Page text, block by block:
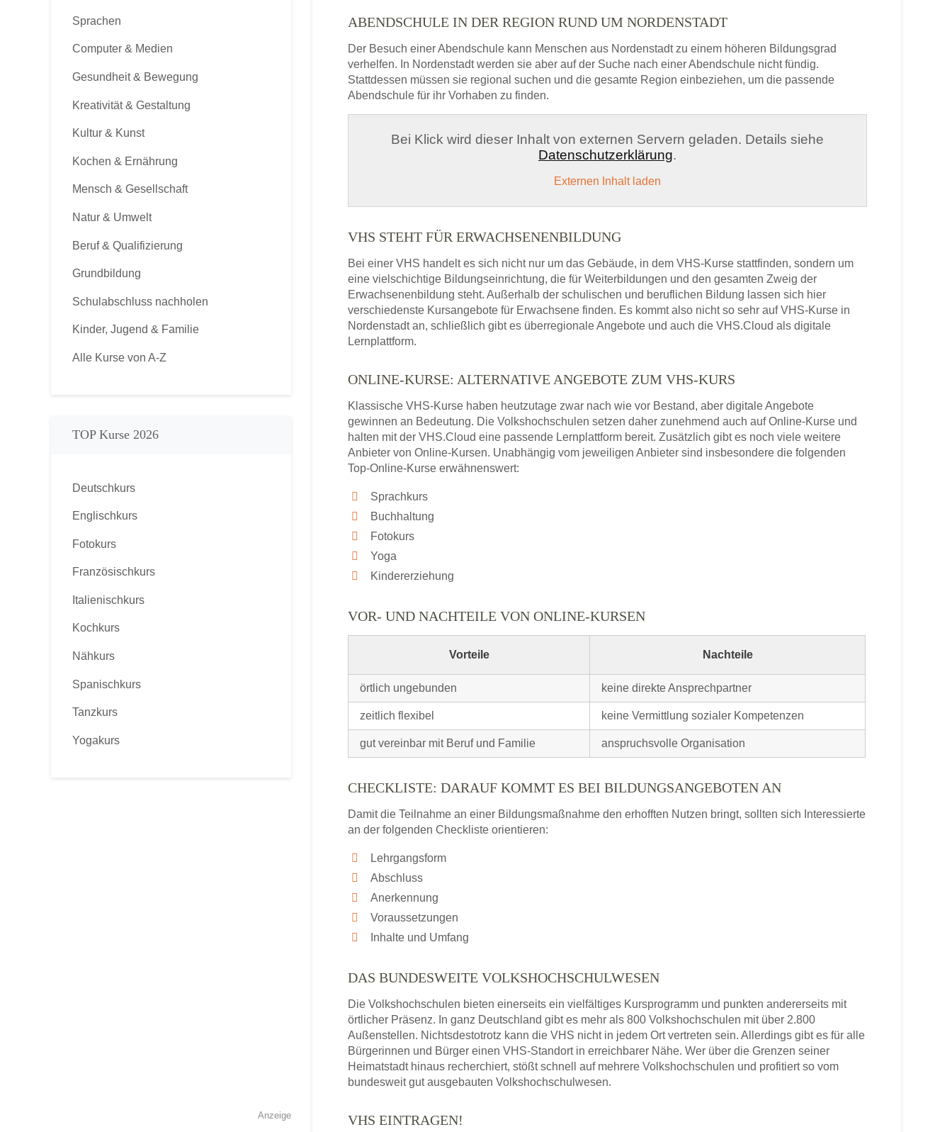
ABENDSCHULE IN DER REGION RUND UM NORDENSTADT
Der Besuch einer Abendschule kann Menschen aus Nordenstadt zu einem höheren Bildungsgrad
verhelfen. In Nordenstadt werden sie aber auf der Suche nach einer Abendschule nicht fündig.
Stattdessen müssen sie regional suchen und die gesamte Region einbeziehen, um die passende
Abendschule für ihr Vorhaben zu finden.
Bei Klick wird dieser Inhalt von externen Servern geladen. Details siehe
Datenschutzerklärung.
Externen Inhalt laden
VHS STEHT FÜR ERWACHSENENBILDUNG
Bei einer VHS handelt es sich nicht nur um das Gebäude, in dem VHS-Kurse stattfinden, sondern um
eine vielschichtige Bildungseinrichtung, die für Weiterbildungen und den gesamten Zweig der
Erwachsenenbildung steht. Außerhalb der schulischen und beruflichen Bildung lassen sich hier
verschiedenste Kursangebote für Erwachsene finden. Es kommt also nicht so sehr auf VHS-Kurse in
Nordenstadt an, schließlich gibt es überregionale Angebote und auch die VHS.Cloud als digitale
Lernplattform.
ONLINE-KURSE: ALTERNATIVE ANGEBOTE ZUM VHS-KURS
Klassische VHS-Kurse haben heutzutage zwar nach wie vor Bestand, aber digitale Angebote
gewinnen an Bedeutung. Die Volkshochschulen setzen daher zunehmend auch auf Online-Kurse und
halten mit der VHS.Cloud eine passende Lernplattform bereit. Zusätzlich gibt es noch viele weitere
Anbieter von Online-Kursen. Unabhängig vom jeweiligen Anbieter sind insbesondere die folgenden
Top-Online-Kurse erwähnenswert:
Sprachkurs
Buchhaltung
Fotokurs
Yoga
Kindererziehung
VOR- UND NACHTEILE VON ONLINE-KURSEN
Vorteile Nachteile
örtlich ungebunden keine direkte Ansprechpartner
zeitlich flexibel keine Vermittlung sozialer Kompetenzen
gut vereinbar mit Beruf und Familie anspruchsvolle Organisation
CHECKLISTE: DARAUF KOMMT ES BEI BILDUNGSANGEBOTEN AN
Damit die Teilnahme an einer Bildungsmaßnahme den erhofften Nutzen bringt, sollten sich Interessierte
an der folgenden Checkliste orientieren:
Lehrgangsform
Abschluss
Anerkennung
Voraussetzungen
Inhalte und Umfang
DAS BUNDESWEITE VOLKSHOCHSCHULWESEN
Die Volkshochschulen bieten einerseits ein vielfältiges Kursprogramm und punkten andererseits mit
örtlicher Präsenz. In ganz Deutschland gibt es mehr als 800 Volkshochschulen mit über 2.800
Außenstellen. Nichtsdestotrotz kann die VHS nicht in jedem Ort vertreten sein. Allerdings gibt es für alle
Bürgerinnen und Bürger einen VHS-Standort in erreichbarer Nähe. Wer über die Grenzen seiner
Heimatstadt hinaus recherchiert, stößt schnell auf mehrere Volkshochschulen und profitiert so vom
bundesweit gut ausgebauten Volkshochschulwesen.
VHS EINTRAGEN!
Sprachen
Computer & Medien
Gesundheit & Bewegung
Kreativität & Gestaltung
Kultur & Kunst
Kochen & Ernährung
Mensch & Gesellschaft
Natur & Umwelt
Beruf & Qualifizierung
Grundbildung
Schulabschluss nachholen
Kinder, Jugend & Familie
Alle Kurse von A-Z
TOP Kurse 2026
Deutschkurs
Englischkurs
Fotokurs
Französischkurs
Italienischkurs
Kochkurs
Nähkurs
Spanischkurs
Tanzkurs
Yogakurs
Anzeige